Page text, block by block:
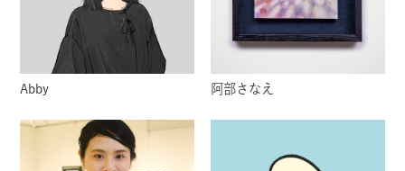
Abby 阿部さなえ